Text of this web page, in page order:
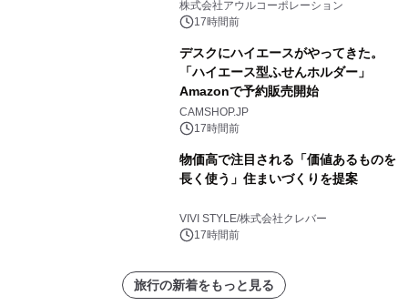
大人の冬旅を。ー夕日ヶ浦温泉「佳松
苑 別邸ふうか」ー
株式会社アウルコーポレーション
17時間前
デスクにハイエースがやってきた。
「ハイエース型ふせんホルダー」
Amazonで予約販売開始
CAMSHOP.JP
17時間前
物価高で注目される「価値あるものを
長く使う」住まいづくりを提案
VIVI STYLE/株式会社クレバー
17時間前
旅行の新着をもっと見る